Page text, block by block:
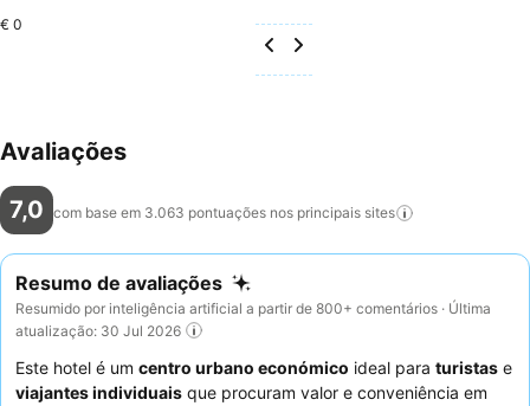
€ 0
Avaliações
7,0 com base em 3.063 pontuações nos principais sites
Resumo de avaliações
Resumido por inteligência artificial a partir de 800+ comentários · Última
atualização: 30 Jul 2026
Este hotel é um centro urbano económico ideal para turistas e
viajantes individuais que procuram valor e conveniência em